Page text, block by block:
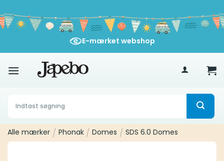
til
indhold
400
E-mærket webshop
Søg
efter:
Alle mærker / Phonak / Domes / SDS 6.0 Domes